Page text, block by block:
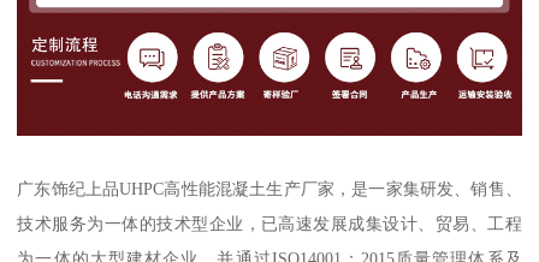
广东饰纪上品UHPC高性能混凝土生产厂家，是一家集研发、销售、
技术服务为一体的技术型企业，已高速发展成集设计、贸易、工程
为一体的大型建材企业，并通过ISO14001：2015质量管理体系及